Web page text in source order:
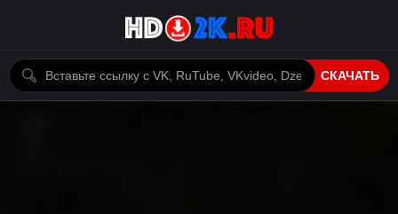
СКАЧАТЬ